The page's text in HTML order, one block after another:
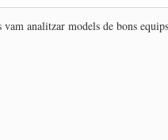
vam analitzar models de bons